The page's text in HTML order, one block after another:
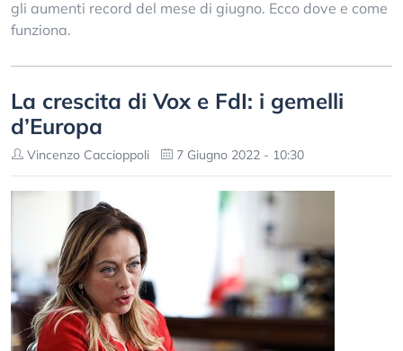
gli aumenti record del mese di giugno. Ecco dove e come
funziona.
La crescita di Vox e FdI: i gemelli
d’Europa
Vincenzo Caccioppoli 7 Giugno 2022 - 10:30